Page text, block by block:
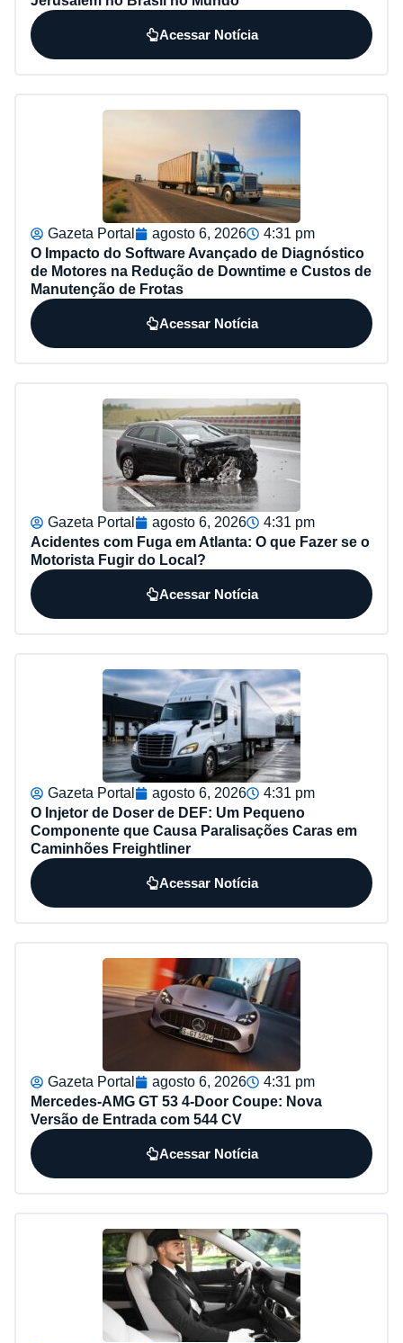
Acessar Notícia
Gazeta Portal agosto 6, 2026
4:31 pm
O Impacto do Software Avançado de Diagnóstico
de Motores na Redução de Downtime e Custos de
Manutenção de Frotas
Acessar Notícia
Gazeta Portal agosto 6, 2026
4:31 pm
Acidentes com Fuga em Atlanta: O que Fazer se o
Motorista Fugir do Local?
Acessar Notícia
Gazeta Portal agosto 6, 2026
4:31 pm
O Injetor de Doser de DEF: Um Pequeno
Componente que Causa Paralisações Caras em
Caminhões Freightliner
Acessar Notícia
Gazeta Portal agosto 6, 2026
4:31 pm
Mercedes-AMG GT 53 4-Door Coupe: Nova
Versão de Entrada com 544 CV
Acessar Notícia